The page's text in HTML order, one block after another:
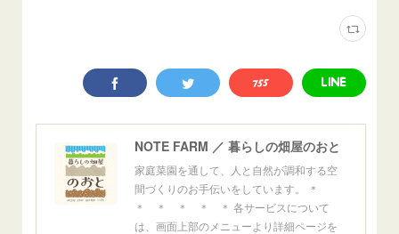
NOTE FARM ／ 暮らしの畑屋のおと
家庭菜園を通して、人と自然が調和する空
間づくりのお手伝いをしています。 ＊
＊ ＊ ＊ ＊ ＊ 各サービスについて
は、画面上部のメニューより詳細ページを